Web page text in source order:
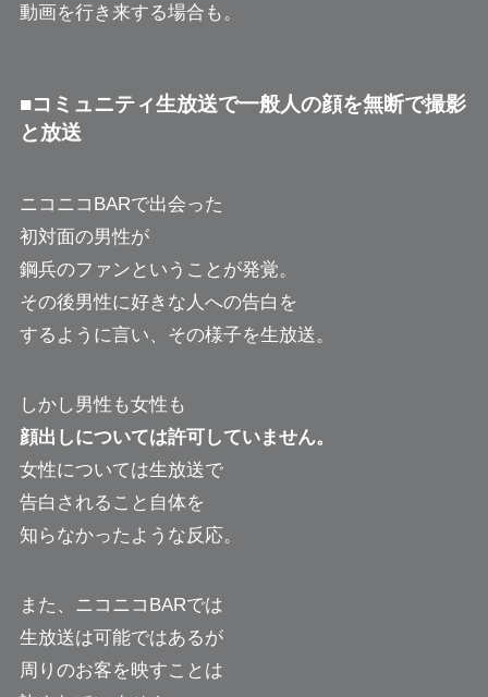
動画を行き来する場合も。
■コミュニティ生放送で一般人の顔を無断で撮影
と放送
ニコニコBARで出会った
初対面の男性が
鋼兵のファンということが発覚。
その後男性に好きな人への告白を
するように言い、その様子を生放送。
しかし男性も女性も
顔出しについては許可していません。
女性については生放送で
告白されること自体を
知らなかったような反応。
また、ニコニコBARでは
生放送は可能ではあるが
周りのお客を映すことは